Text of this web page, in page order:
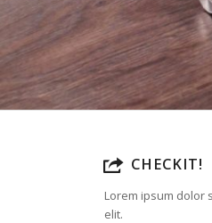
CHECKIT!
Lorem ipsum dolor
elit.